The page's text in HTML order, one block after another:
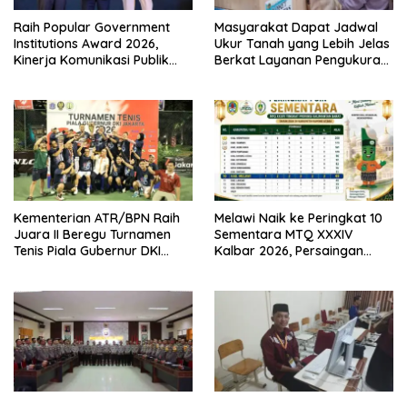
Raih Popular Government
Institutions Award 2026,
Kinerja Komunikasi Publik
Masyarakat Dapat Jadwal
Ukur Tanah yang Lebih Jelas
Berkat Layanan Pengukuran
Kementerian ATR/BPN Raih
Juara II Beregu Turnamen
Tenis Piala Gubernur DKI
Melawi Naik ke Peringkat 10
Sementara MTQ XXXIV
Kalbar 2026, Persaingan